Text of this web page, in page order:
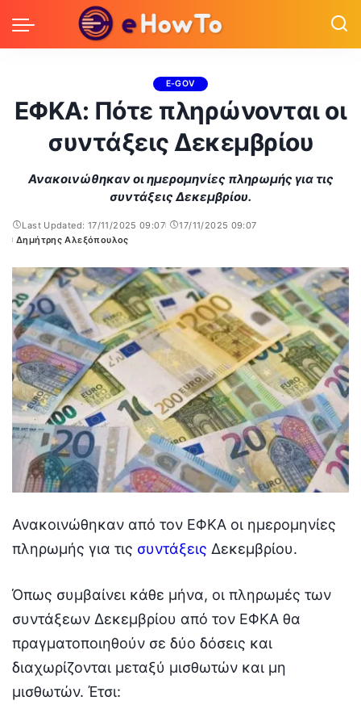
E-GOV
ΕΦΚΑ: Πότε πληρώνονται οι
συντάξεις Δεκεμβρίου
Ανακοινώθηκαν οι ημερομηνίες πληρωμής για τις
συντάξεις Δεκεμβρίου.
Last Updated: 17/11/2025 09:07
17/11/2025 09:07
Posted
Δημήτρης Αλεξόπουλος
Ανακοινώθηκαν από τον ΕΦΚΑ οι ημερομηνίες
πληρωμής για τις συντάξεις Δεκεμβρίου.
Όπως συμβαίνει κάθε μήνα, οι πληρωμές των
συντάξεων Δεκεμβρίου από τον ΕΦΚΑ θα
πραγματοποιηθούν σε δύο δόσεις και
διαχωρίζονται μεταξύ μισθωτών και μη
μισθωτών. Έτσι: